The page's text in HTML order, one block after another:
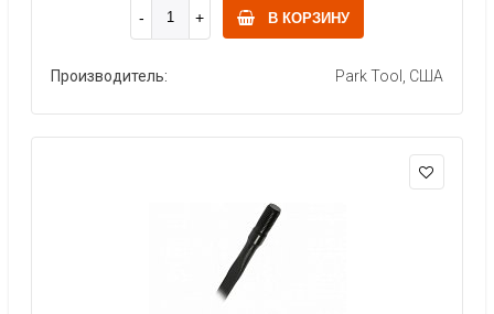
В КОРЗИНУ
Производитель: Park Tool, США